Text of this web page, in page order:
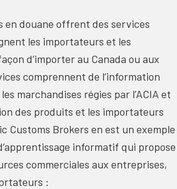
en douane offrent des services
les importateurs et les
d’importer au Canada ou aux
comprennent de l’information
marchandises régies par l’ACIA et
des produits et les importateurs
Customs Brokers en est un exemple
informatif qui propose
commerciales aux entreprises,
: